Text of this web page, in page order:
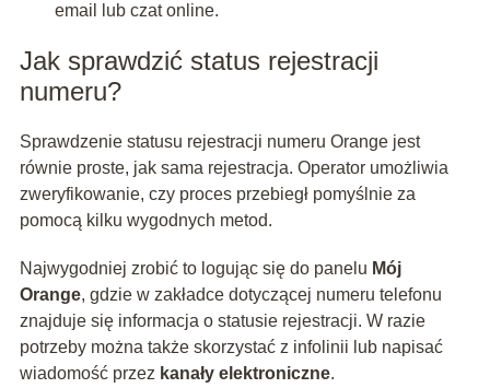
email lub czat online.
Jak sprawdzić status rejestracji
numeru?
Sprawdzenie statusu rejestracji numeru Orange jest
równie proste, jak sama rejestracja. Operator umożliwia
zweryfikowanie, czy proces przebiegł pomyślnie za
pomocą kilku wygodnych metod.
Najwygodniej zrobić to logując się do panelu Mój
Orange, gdzie w zakładce dotyczącej numeru telefonu
znajduje się informacja o statusie rejestracji. W razie
potrzeby można także skorzystać z infolinii lub napisać
wiadomość przez kanały elektroniczne.